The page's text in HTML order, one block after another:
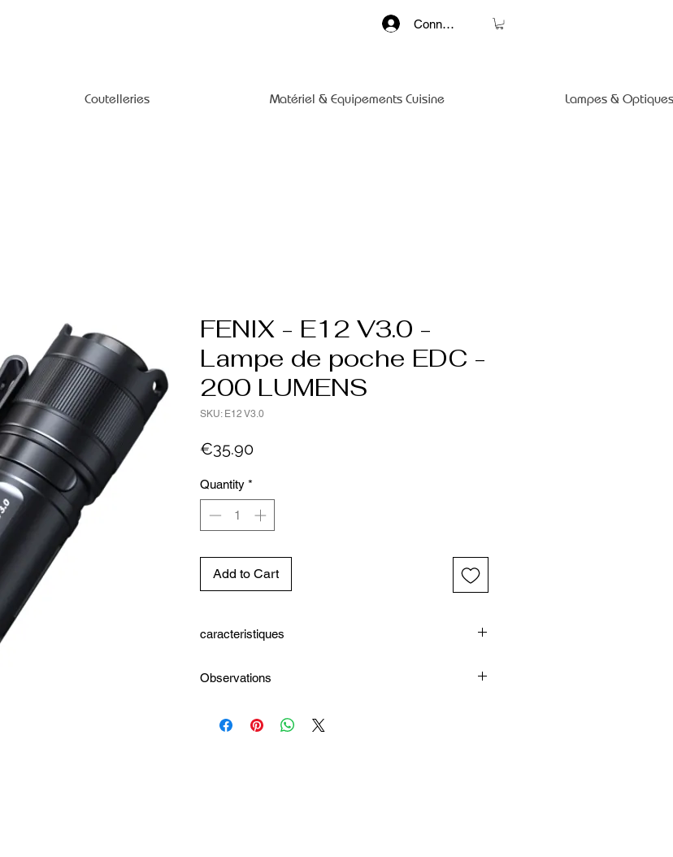
Connexion
Coutelleries Matériel & Equipements Cuisine Lampes &
FENIX - E12 V3.0 -
Lampe de poche EDC -
200 LUMENS
SKU: E12 V3.0
€35.90Price
Quantity *
Add to Cart
caracteristiques
Pas de courant de veille, sûr et économique.
Culot magnétique pour une utilisation mains-libres.
Observations
Lumens max 200